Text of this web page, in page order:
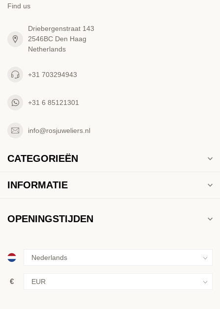
Find us
Driebergenstraat 143
2546BC Den Haag
Netherlands
+31 703294943
+31 6 85121301
info@rosjuweliers.nl
CATEGORIEËN
INFORMATIE
OPENINGSTIJDEN
€